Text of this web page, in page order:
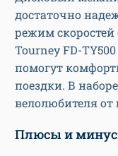
достаточно
режим
Tourney FD-
помогут
поездки. В
велолюбителя от
Плюсы и